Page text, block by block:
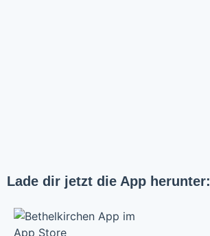
Lade dir jetzt die App herunter: